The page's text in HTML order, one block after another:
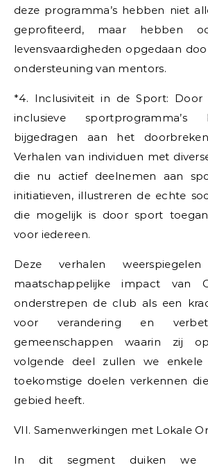
deze programma’s hebben niet
geprofiteerd, maar hebben
levensvaardigheden opgedaan
ondersteuning van mentors.
*4. Inclusiviteit in de Sport: Door
inclusieve sportprogramma’s
bijgedragen aan het
Verhalen van individuen met
die nu actief deelnemen aan
initiatieven, illustreren de echte
die mogelijk is door sport
voor iedereen.
Deze verhalen
maatschappelijke impact van
onderstrepen de club als een
voor verandering en
gemeenschappen waarin zij
volgende deel zullen we enkele
toekomstige doelen verkennen
gebied heeft.
VII. Samenwerkingen met Lokale
In dit segment duiken we